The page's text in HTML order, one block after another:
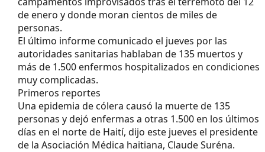
de enero y donde moran cientos de miles de
personas.
El último informe comunicado el jueves por las
autoridades sanitarias hablaban de 135 muertos y
más de 1.500 enfermos hospitalizados en condiciones
muy complicadas.
Primeros reportes
Una epidemia de cólera causó la muerte de 135
personas y dejó enfermas a otras 1.500 en los últimos
días en el norte de Haití, dijo este jueves el presidente
de la Asociación Médica haitiana, Claude Suréna.